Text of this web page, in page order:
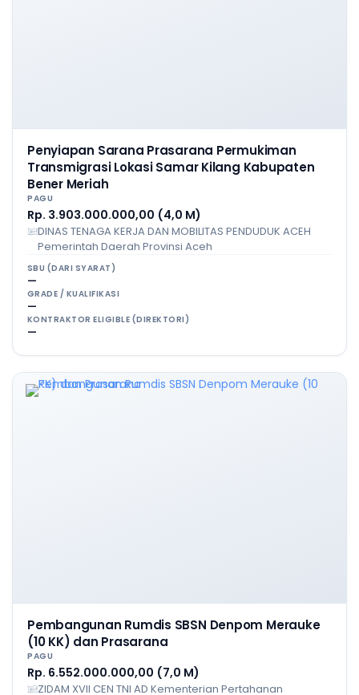
Penyiapan Sarana Prasarana Permukiman
Transmigrasi Lokasi Samar Kilang Kabupaten
Bener Meriah
PAGU
Rp. 3.903.000.000,00 (4,0 M)
DINAS TENAGA KERJA DAN MOBILITAS PENDUDUK ACEH
Pemerintah Daerah Provinsi Aceh
SBU (DARI SYARAT)
—
GRADE / KUALIFIKASI
—
KONTRAKTOR ELIGIBLE (DIREKTORI)
—
Pembangunan Rumdis SBSN Denpom Merauke
(10 KK) dan Prasarana
PAGU
Rp. 6.552.000.000,00 (7,0 M)
ZIDAM XVII CEN TNI AD Kementerian Pertahanan